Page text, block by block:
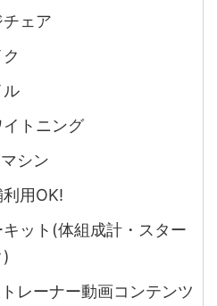
ェア
ル
トニング
シン
用OK!
キット(体組成計・スター
レーナー動画コンテンツ